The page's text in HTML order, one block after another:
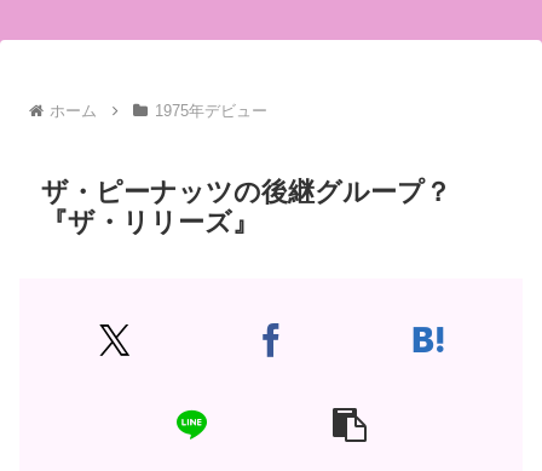
ホーム 1975年デビュー
ザ・ピーナッツの後継グループ？
『ザ・リリーズ』